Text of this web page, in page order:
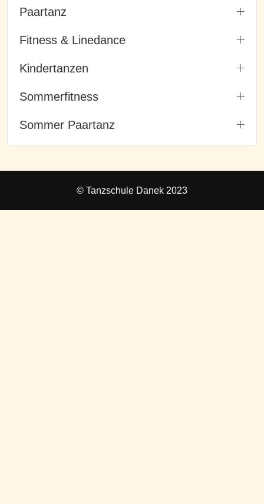
Paartanz
Fitness & Linedance
Kindertanzen
Sommerfitness
Sommer Paartanz
© Tanzschule Danek 2023